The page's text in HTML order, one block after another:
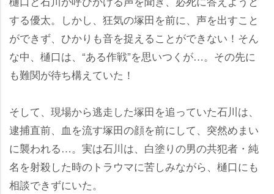
する優太。しかし、狂気の塚田を前に、声を出すこと
ができず、ひかりも音を捉えることができない！そん
な中、樋口は、“ある作戦”を思いつくが…。その先に
も難関が待ち構えていた！
そして、現場から逃走した塚田を追っていた石川は、
逮捕直前、血を流す塚田の顔を前にして、突然めまい
に襲われる…。実は石川は、白塗りの男の共犯者・純
名を射殺した時のトラウマに苦しみながら、樋口にも
相談できずにいた。